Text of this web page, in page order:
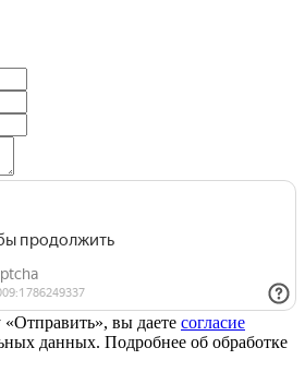
вы даете согласие
данных. Подробнее об обработке